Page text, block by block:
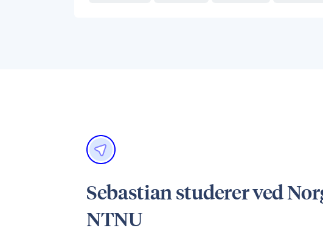
Sebastian studerer ved
NTNU